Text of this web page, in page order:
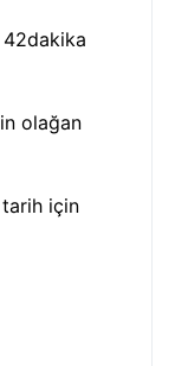
42dakika
olağan
tarih için